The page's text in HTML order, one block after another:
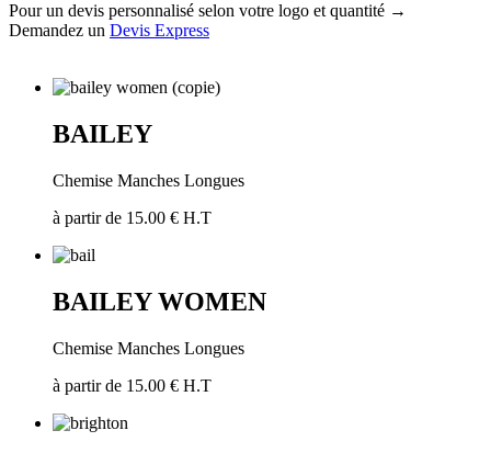
Pour un devis personnalisé selon votre logo et quantité →
Demandez un Devis Express
BAILEY
Chemise Manches Longues
à partir de 15.00 € H.T
BAILEY WOMEN
Chemise Manches Longues
à partir de 15.00 € H.T